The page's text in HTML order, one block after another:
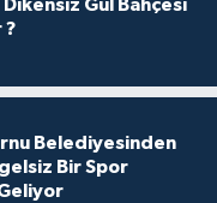
Dikensiz Gül Bahçesi
?
Belediyesinden
Bir Spor